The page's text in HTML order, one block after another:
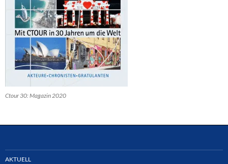
Ctour 30: Magazin 2020
AKTUELL